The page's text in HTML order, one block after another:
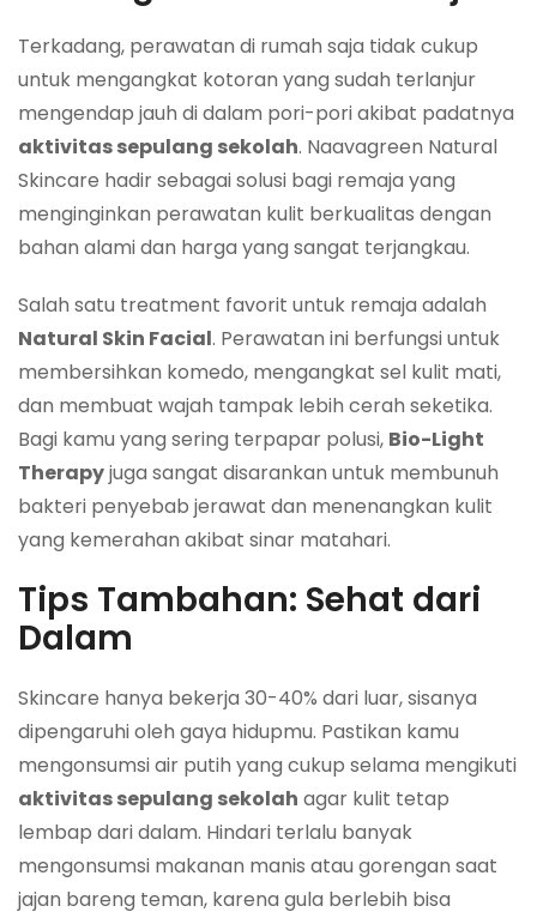
Terkadang, perawatan di rumah saja tidak cukup
untuk mengangkat kotoran yang sudah terlanjur
mengendap jauh di dalam pori-pori akibat padatnya
aktivitas sepulang sekolah. Naavagreen Natural
Skincare hadir sebagai solusi bagi remaja yang
menginginkan perawatan kulit berkualitas dengan
bahan alami dan harga yang sangat terjangkau.
Salah satu treatment favorit untuk remaja adalah
Natural Skin Facial. Perawatan ini berfungsi untuk
membersihkan komedo, mengangkat sel kulit mati,
dan membuat wajah tampak lebih cerah seketika.
Bagi kamu yang sering terpapar polusi, Bio-Light
Therapyjuga sangat disarankan untuk membunuh
bakteri penyebab jerawat dan menenangkan kulit
yang kemerahan akibat sinar matahari.
Tips Tambahan: Sehat dari
Dalam
Skincare hanya bekerja 30-40% dari luar, sisanya
dipengaruhi oleh gaya hidupmu. Pastikan kamu
mengonsumsi air putih yang cukup selama mengikuti
aktivitas sepulang sekolah agar kulit tetap
lembap dari dalam. Hindari terlalu banyak
mengonsumsi makanan manis atau gorengan saat
jajan bareng teman, karena gula berlebih bisa